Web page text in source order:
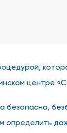
центре